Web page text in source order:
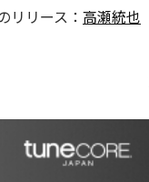
リリース： 高瀬統也